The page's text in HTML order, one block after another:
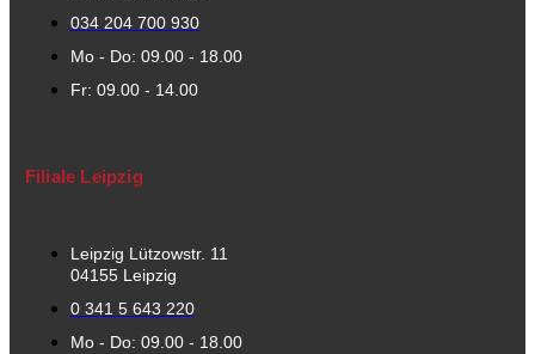
034 204 700 930
Mo - Do: 09.00 - 18.00
Fr: 09.00 - 14.00
Filiale Leipzig
Leipzig Lützowstr. 11
04155 Leipzig
0 341 5 643 220
Mo - Do: 09.00 - 18.00